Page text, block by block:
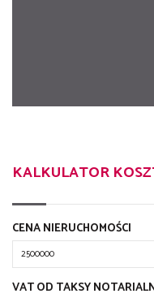
KALKULATOR
CENA NIERUCHOMOŚCI
VAT OD TAKSY